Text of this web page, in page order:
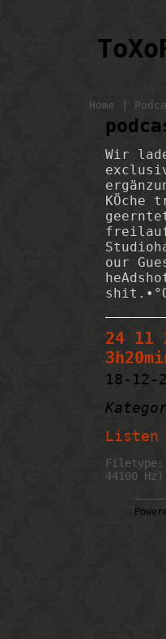
Home
Wir
KÖche
our
24 11
18-12-
Listen
Filetype:
44100 Hz)